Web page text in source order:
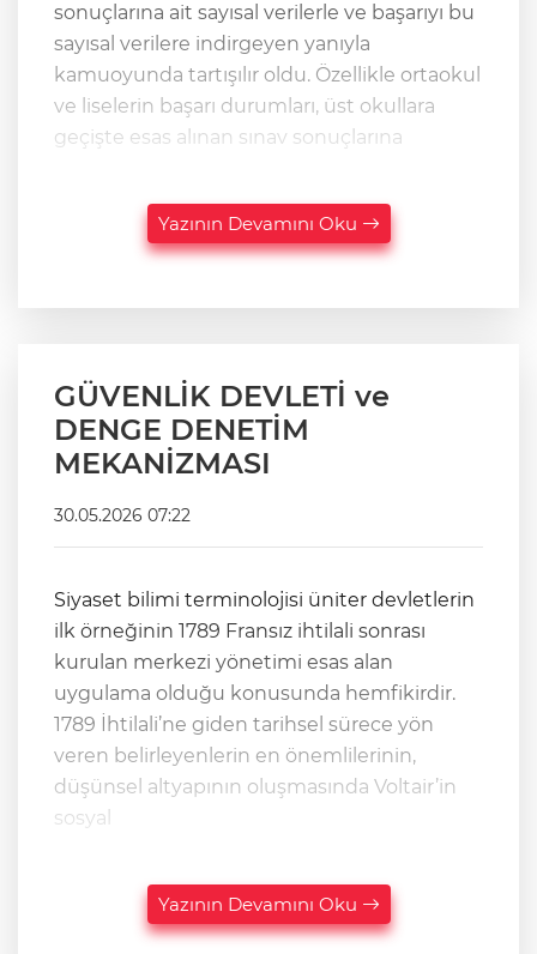
sonuçlarına ait sayısal verilerle ve başarıyı bu
sayısal verilere indirgeyen yanıyla
kamuoyunda tartışılır oldu. Özellikle ortaokul
ve liselerin başarı durumları, üst okullara
geçişte esas alınan sınav sonuçlarına
Yazının Devamını Oku
GÜVENLİK DEVLETİ ve
DENGE DENETİM
MEKANİZMASI
30.05.2026 07:22
Siyaset bilimi terminolojisi üniter devletlerin
ilk örneğinin 1789 Fransız ihtilali sonrası
kurulan merkezi yönetimi esas alan
uygulama olduğu konusunda hemfikirdir.
1789 İhtilali’ne giden tarihsel sürece yön
veren belirleyenlerin en önemlilerinin,
düşünsel altyapının oluşmasında Voltair’in
sosyal
Yazının Devamını Oku